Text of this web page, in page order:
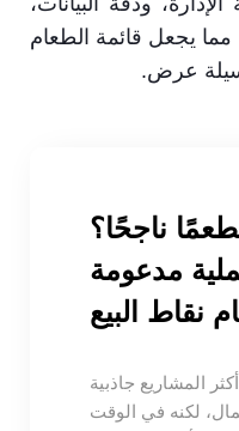
مما يجعل قائمة الطعام
عرض.
ناجحًا؟
مدعومة
نقاط البيع
المشاريع جاذبية
لكنه في الوقت